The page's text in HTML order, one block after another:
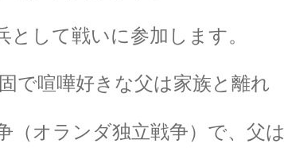
ーンして戦いに参加します。
で喧嘩好きな父は家族と離れ
（オランダ独立戦争）で、父は